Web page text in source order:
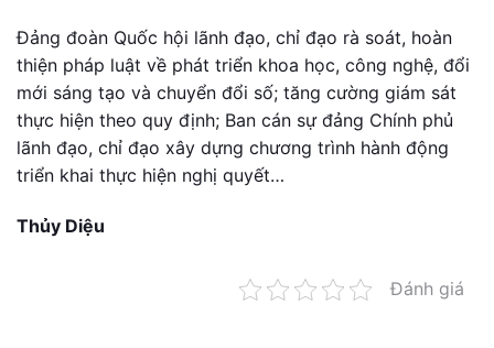
Đảng đoàn Quốc hội lãnh đạo, chỉ đạo rà soát, hoàn
thiện pháp luật về phát triển khoa học, công nghệ, đổi
mới sáng tạo và chuyển đổi số; tăng cường giám sát
thực hiện theo quy định; Ban cán sự đảng Chính phủ
lãnh đạo, chỉ đạo xây dựng chương trình hành động
triển khai thực hiện nghị quyết…
Thủy Diệu
Đánh giá